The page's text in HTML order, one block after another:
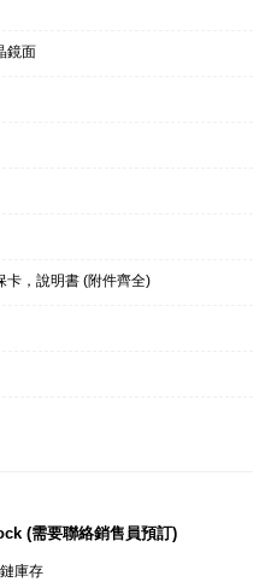
鏡面
卡，說明書 (附件齊全)
(需要聯絡銷售員預訂)
庫存